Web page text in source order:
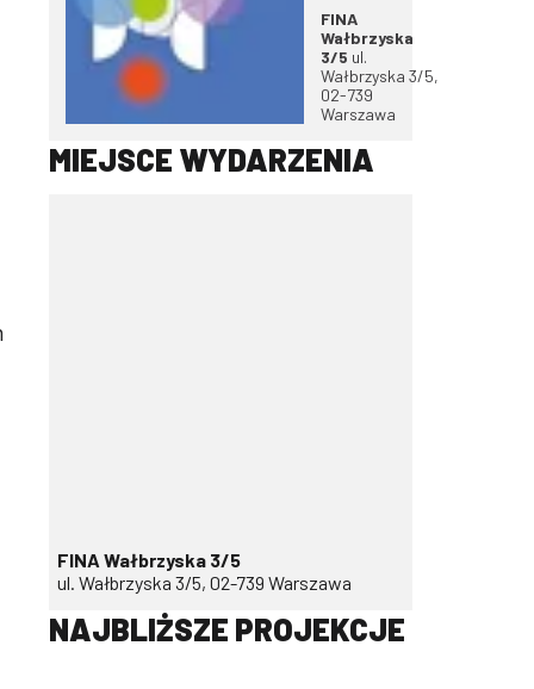
FINA
Wałbrzyska
3/5 ul.
Wałbrzyska 3/5,
02-739
Warszawa
MIEJSCE WYDARZENIA
FINA Wałbrzyska 3/5
ul. Wałbrzyska 3/5, 02-739 Warszawa
NAJBLIŻSZE PROJEKCJE